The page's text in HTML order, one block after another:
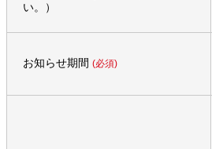
い。）
お知らせ期間 (必須)